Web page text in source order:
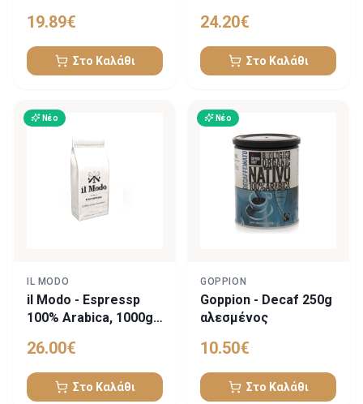
19.89€
Στο Καλάθι
24.20€
Στο Καλάθι
Νέο
IL MODO
il Modo - Espressp
100% Arabica, 1000g
26.00€
Στο Καλάθι
Νέο
GOPPION
Goppion - Decaf 250g
αλεσμένος
10.50€
Στο Καλάθι